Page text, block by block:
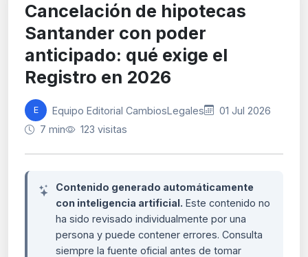
Cancelación de hipotecas
Santander con poder
anticipado: qué exige el
Registro en 2026
E Equipo Editorial CambiosLegales
01 Jul 2026
7 min
123 visitas
Contenido generado automáticamente
con inteligencia artificial. Este contenido no
ha sido revisado individualmente por una
persona y puede contener errores. Consulta
siempre la fuente oficial antes de tomar